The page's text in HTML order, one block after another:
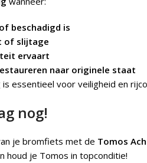
beschadigd is
of slijtage
ervaart
naar originele staat
essentieel voor veiligheid en
nog!
je bromfiets met de Tomos
houd je Tomos in topconditie!